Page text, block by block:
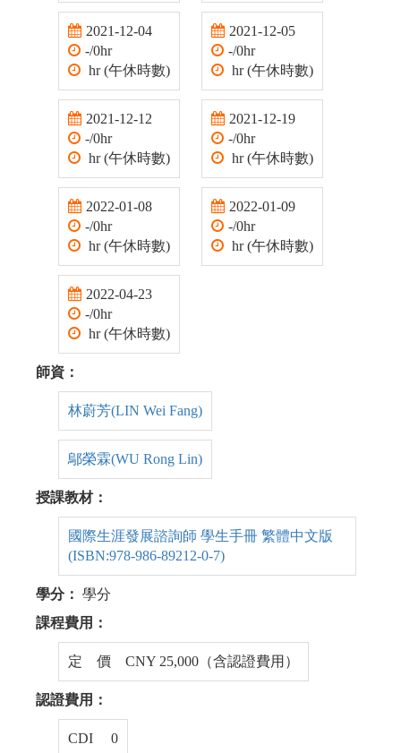
2021-12-04
-/0hr
hr (午休時數)
2021-12-05
-/0hr
hr (午休時數)
2021-12-12
-/0hr
hr (午休時數)
2021-12-19
-/0hr
hr (午休時數)
2022-01-08
-/0hr
hr (午休時數)
2022-01-09
-/0hr
hr (午休時數)
2022-04-23
-/0hr
hr (午休時數)
師資：
林蔚芳(LIN Wei Fang)
鄔榮霖(WU Rong Lin)
授課教材：
國際生涯發展諮詢師 學生手冊 繁體中文版
(ISBN:978-986-89212-0-7)
學分： 學分
課程費用：
定 價 CNY 25,000（含認證費用）
認證費用：
CDI 0